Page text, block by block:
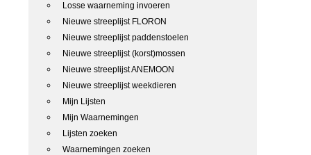
Losse waarneming invoeren
Nieuwe streeplijst FLORON
Nieuwe streeplijst paddenstoelen
Nieuwe streeplijst (korst)mossen
Nieuwe streeplijst ANEMOON
Nieuwe streeplijst weekdieren
Mijn Lijsten
Mijn Waarnemingen
Lijsten zoeken
Waarnemingen zoeken